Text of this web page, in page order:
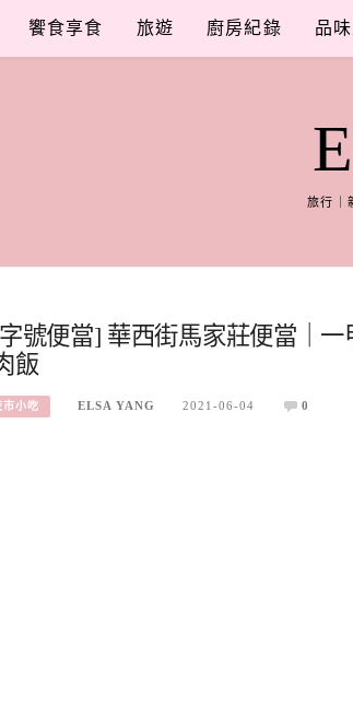
饗食享食 旅遊 廚房紀錄 品
旅行｜
號便當] 華西街馬家莊便當｜
飯
市小吃 ELSA YANG 2021-06-04 0